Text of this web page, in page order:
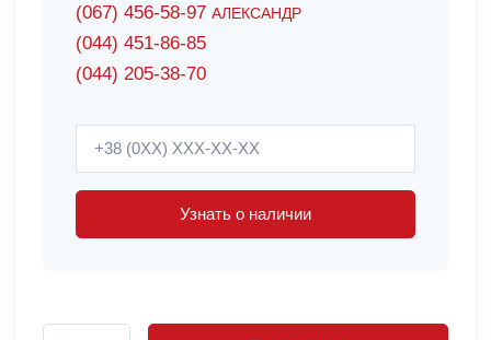
(067) 456-58-97 АЛЕКСАНДР
(044) 451-86-85
(044) 205-38-70
Узнать о наличии